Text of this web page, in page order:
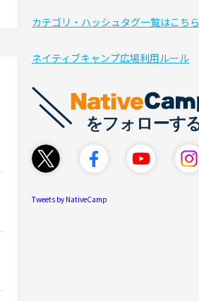
カテゴリ・ハッシュタグ一覧はこちら
ネイティブキャンプ広場利用ルール
Tweets by NativeCamp